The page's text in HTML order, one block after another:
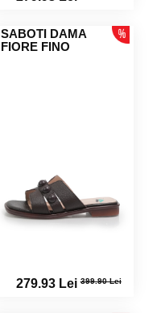
SABOTI DAMA
FIORE FINO
279.93 Lei399.90 Lei